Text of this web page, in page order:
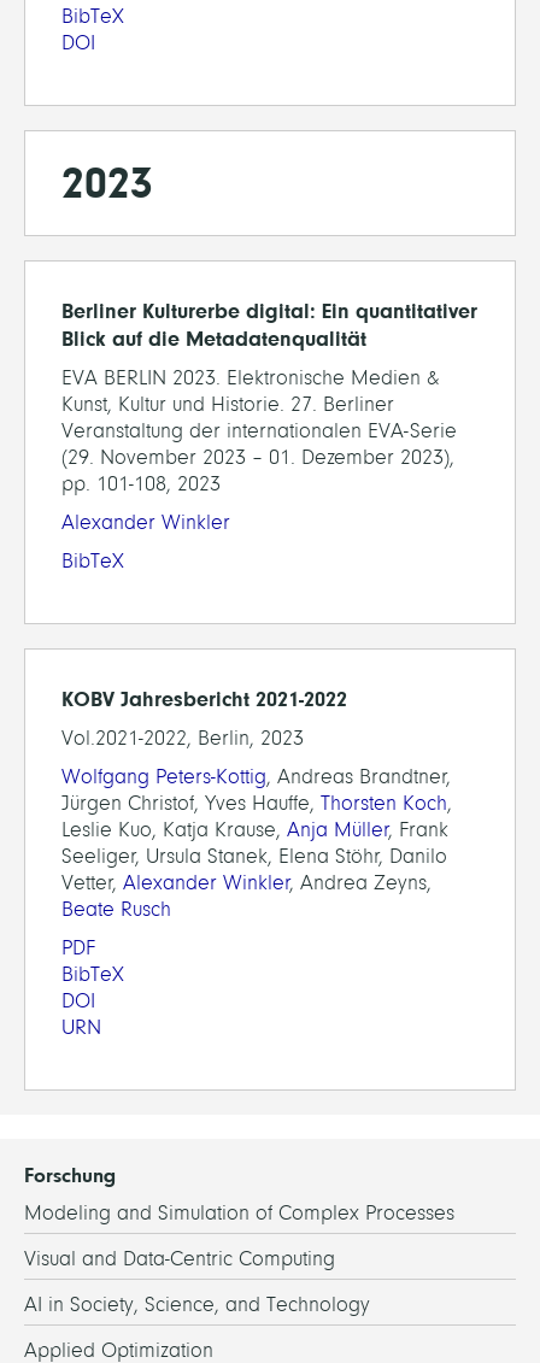
BibTeX
DOI
2023
Berliner Kulturerbe digital: Ein quantitativer
Blick auf die Metadatenqualität
EVA BERLIN 2023. Elektronische Medien &
Kunst, Kultur und Historie. 27. Berliner
Veranstaltung der internationalen EVA-Serie
(29. November 2023 – 01. Dezember 2023),
pp. 101-108, 2023
Alexander Winkler
BibTeX
KOBV Jahresbericht 2021-2022
Vol.2021-2022, Berlin, 2023
Wolfgang Peters-Kottig, Andreas Brandtner,
Jürgen Christof, Yves Hauffe, Thorsten Koch,
Leslie Kuo, Katja Krause, Anja Müller, Frank
Seeliger, Ursula Stanek, Elena Stöhr, Danilo
Vetter, Alexander Winkler, Andrea Zeyns,
Beate Rusch
PDF
BibTeX
DOI
URN
Forschung
Modeling and Simulation of Complex Processes
Visual and Data-Centric Computing
AI in Society, Science, and Technology
Applied Optimization